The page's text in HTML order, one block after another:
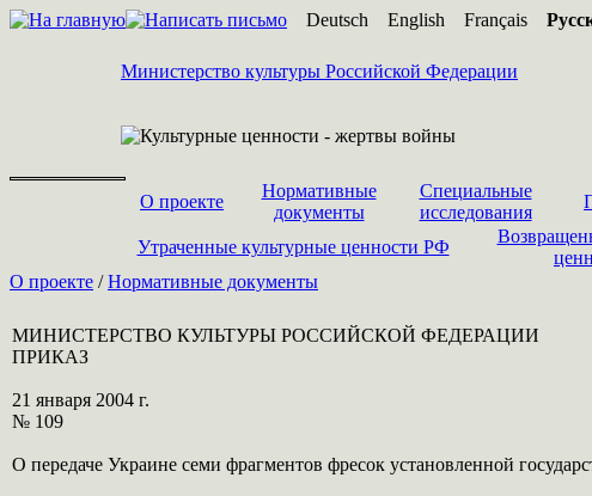
Deutsch English Français
Министерство культуры Российской Федерации
О проекте
Нормативные
документы
Специальные
исследования
Утраченные культурные ценности РФ
О проекте /Нормативные документы
МИНИСТЕРСТВО КУЛЬТУРЫ РОССИЙСКОЙ ФЕДЕРАЦИИ
ПРИКАЗ
21 января 2004 г.
№ 109
О передаче Украине семи фрагментов фресок установленной